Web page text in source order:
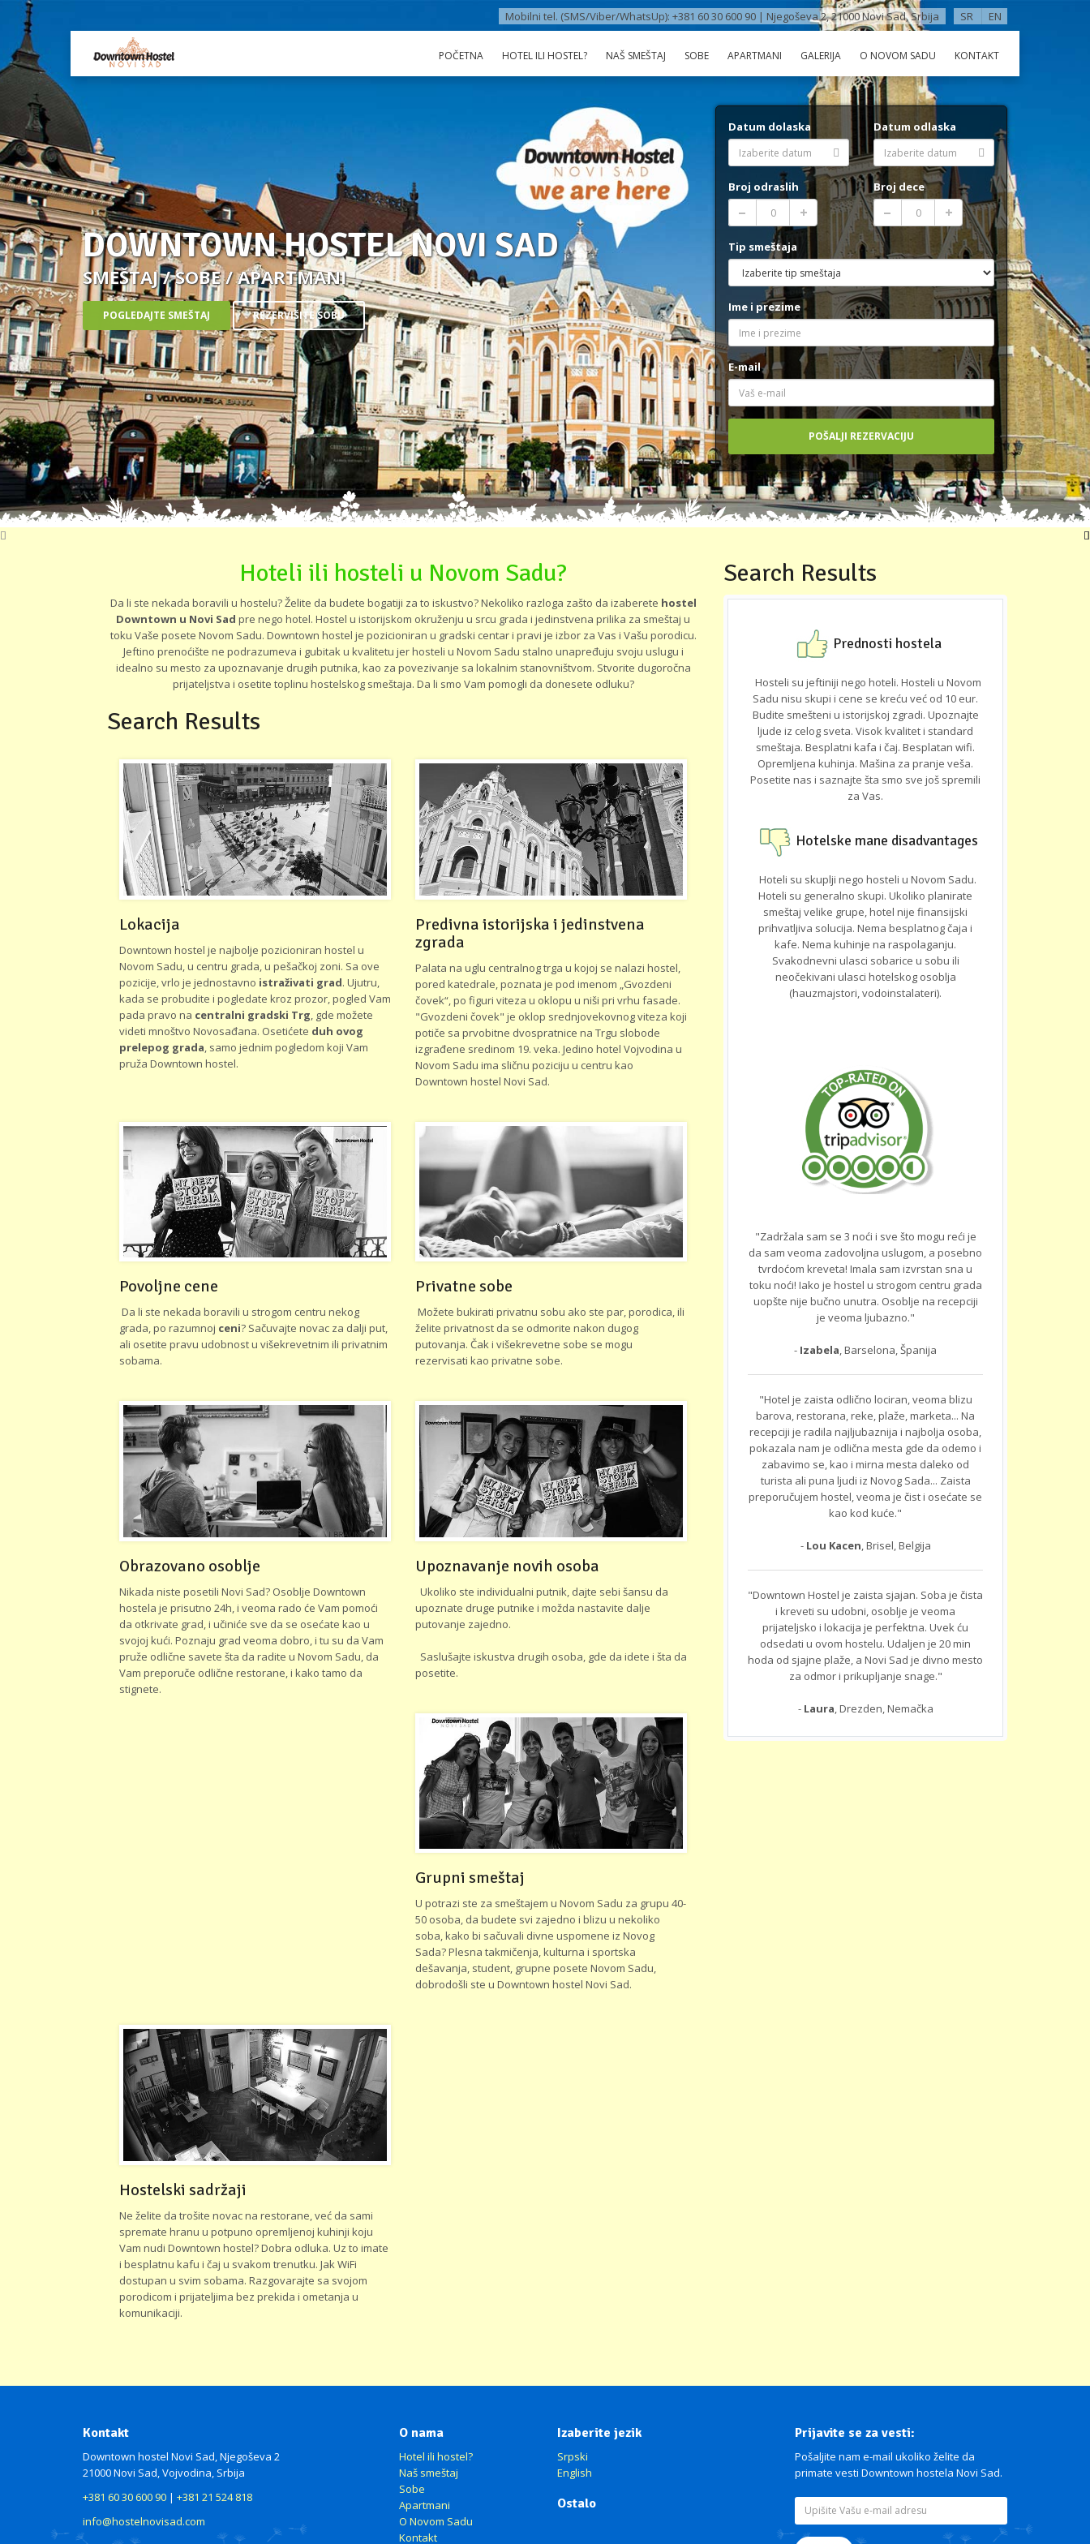
SR EN
Mobilni tel. (SMS/Viber/WhatsUp): +381 60 30 600 90 | Njegoševa 2, 21000 Novi Sad, Srbija
POČETNA HOTEL ILI HOSTEL? NAŠ SMEŠTAJ SOBE APARTMANI GALERIJA O NOVOM SADU KONTAKT
DOWNTOWN HOSTEL NOVI SAD
SMEŠTAJ / SOBE / APARTMANI
POGLEDAJTE SMEŠTAJ REZERVIŠITE SOBU
Datum dolaska Datum odlaska
Broj odraslih Broj dece
Tip smeštaja
Ime i prezime
E-mail
Hoteli ili hosteli u Novom Sadu?
Da li ste nekada boravili u hostelu? Želite da budete bogatiji za to iskustvo? Nekoliko razloga zašto da izaberete hostel
Downtown u Novi Sad pre nego hotel. Hostel u istorijskom okruženju u srcu grada i jedinstvena prilika za smeštaj u
toku Vaše posete Novom Sadu. Downtown hostel je pozicioniran u gradski centar i pravi je izbor za Vas i Vašu porodicu.
Jeftino prenoćište ne podrazumeva i gubitak u kvalitetu jer hosteli u Novom Sadu stalno unapređuju svoju uslugu i
idealno su mesto za upoznavanje drugih putnika, kao za povezivanje sa lokalnim stanovništvom. Stvorite dugoročna
prijateljstva i osetite toplinu hostelskog smeštaja. Da li smo Vam pomogli da donesete odluku?
Search Results
Lokacija
Downtown hostel je najbolje pozicioniran hostel u
Novom Sadu, u centru grada, u pešačkoj zoni. Sa ove
pozicije, vrlo je jednostavno istraživati grad. Ujutru,
kada se probudite i pogledate kroz prozor, pogled Vam
pada pravo na centralni gradski Trg , gde možete
videti mnoštvo Novosađana. Osetićete duh ovog
prelepog grada , samo jednim pogledom koji Vam
pruža Downtown hostel.
Predivna istorijska i jedinstvena
zgrada
Palata na uglu centralnog trga u kojoj se nalazi hostel,
pored katedrale, poznata je pod imenom „Gvozdeni
čovek“, po figuri viteza u oklopu u niši pri vrhu fasade.
"Gvozdeni čovek" je oklop srednjovekovnog viteza koji
potiče sa prvobitne dvospratnice na Trgu slobode
izgrađene sredinom 19. veka. Jedino hotel Vojvodina u
Novom Sadu ima sličnu poziciju u centru kao
Downtown hostel Novi Sad.
Povoljne cene
Da li ste nekada boravili u strogom centru nekog
grada, po razumnoj ceni? Sačuvajte novac za dalji put,
ali osetite pravu udobnost u višekrevetnim ili privatnim
sobama.
Privatne sobe
Možete bukirati privatnu sobu ako ste par, porodica, ili
želite privatnost da se odmorite nakon dugog
putovanja. Čak i višekrevetne sobe se mogu
rezervisati kao privatne sobe.
Obrazovano osoblje
Nikada niste posetili Novi Sad? Osoblje Downtown
hostela je prisutno 24h, i veoma rado će Vam pomoći
da otkrivate grad, i učiniće sve da se osećate kao u
svojoj kući. Poznaju grad veoma dobro, i tu su da Vam
pruže odlične savete šta da radite u Novom Sadu, da
Vam preporuče odlične restorane, i kako tamo da
stignete.
Upoznavanje novih osoba
Ukoliko ste individualni putnik, dajte sebi šansu da
upoznate druge putnike i možda nastavite dalje
putovanje zajedno.
Saslušajte iskustva drugih osoba, gde da idete i šta da
posetite.
Grupni smeštaj
U potrazi ste za smeštajem u Novom Sadu za grupu 40-
50 osoba, da budete svi zajedno i blizu u nekoliko
soba, kako bi sačuvali divne uspomene iz Novog
Sada? Plesna takmičenja, kulturna i sportska
dešavanja, student, grupne posete Novom Sadu,
dobrodošli ste u Downtown hostel Novi Sad.
Hostelski sadržaji
Ne želite da trošite novac na restorane, već da sami
spremate hranu u potpuno opremljenoj kuhinji koju
Vam nudi Downtown hostel? Dobra odluka. Uz to imate
i besplatnu kafu i čaj u svakom trenutku. Jak WiFi
dostupan u svim sobama. Razgovarajte sa svojom
porodicom i prijateljima bez prekida i ometanja u
komunikaciji.
Search Results
Prednosti hostela
Hosteli su jeftiniji nego hoteli. Hosteli u Novom
Sadu nisu skupi i cene se kreću već od 10 eur.
Budite smešteni u istorijskoj zgradi. Upoznajte
ljude iz celog sveta. Visok kvalitet i standard
smeštaja. Besplatni kafa i čaj. Besplatan wifi.
Opremljena kuhinja. Mašina za pranje veša.
Posetite nas i saznajte šta smo sve još spremili
za Vas.
Hotelske mane disadvantages
Hoteli su skuplji nego hosteli u Novom Sadu.
Hoteli su generalno skupi. Ukoliko planirate
smeštaj velike grupe, hotel nije finansijski
prihvatljiva solucija. Nema besplatnog čaja i
kafe. Nema kuhinje na raspolaganju.
Svakodnevni ulasci sobarice u sobu ili
neočekivani ulasci hotelskog osoblja
(hauzmajstori, vodoinstalateri).
"Zadržala sam se 3 noći i sve što mogu reći je
da sam veoma zadovoljna uslugom, a posebno
tvrdoćom kreveta! Imala sam izvrstan sna u
toku noći! Iako je hostel u strogom centru grada
uopšte nije bučno unutra. Osoblje na recepciji
je veoma ljubazno."
- Izabela, Barselona, Španija
"Hotel je zaista odlično lociran, veoma blizu
barova, restorana, reke, plaže, marketa... Na
recepciji je radila najljubaznija i najbolja osoba,
pokazala nam je odlična mesta gde da odemo i
zabavimo se, kao i mirna mesta daleko od
turista ali puna ljudi iz Novog Sada... Zaista
preporučujem hostel, veoma je čist i osećate se
kao kod kuće."
- Lou Kacen, Brisel, Belgija
"Downtown Hostel je zaista sjajan. Soba je čista
i kreveti su udobni, osoblje je veoma
prijateljsko i lokacija je perfektna. Uvek ću
odsedati u ovom hostelu. Udaljen je 20 min
hoda od sjajne plaže, a Novi Sad je divno mesto
za odmor i prikupljanje snage."
- Laura, Drezden, Nemačka
Kontakt
Downtown hostel Novi Sad, Njegoševa 2
21000 Novi Sad, Vojvodina, Srbija
+381 60 30 600 90 | +381 21 524 818
info@hostelnovisad.com
O nama
Hotel ili hostel?
Naš smeštaj
Sobe
Apartmani
O Novom Sadu
Kontakt
Izaberite jezik
Srpski
English
Ostalo
Prijavite se za vesti:
Pošaljite nam e-mail ukoliko želite da
primate vesti Downtown hostela Novi Sad.